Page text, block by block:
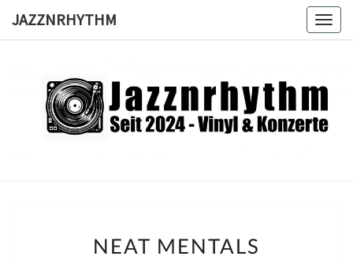
JAZZNRHYTHM
Seit
2024 –
MENTALS
NEAT MENTALS